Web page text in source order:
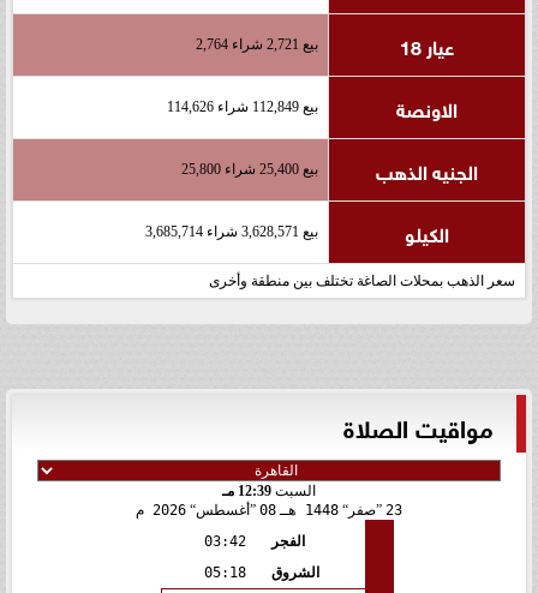
عيار 18 بيع 2,721 شراء 2,764
الاونصة بيع 112,849 شراء 114,626
الجنيه الذهب بيع 25,400 شراء 25,800
الكيلو بيع 3,628,571 شراء 3,685,714
سعر الذهب بمحلات الصاغة تختلف بين منطقة وأخرى
مواقيت الصلاة
السبت 12:39 مـ
23
صفر 1448 هـ 08 أغسطس 2026 م
الفجر
03:42
الشروق
05:18